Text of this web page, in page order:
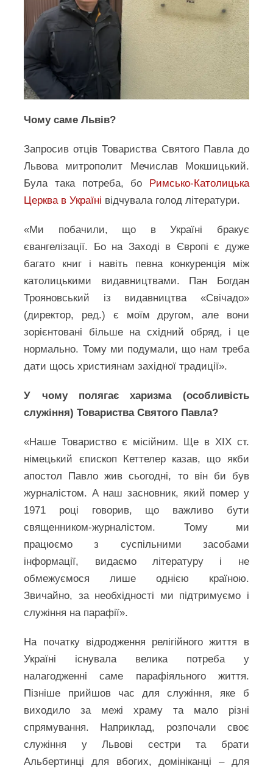
Чому саме Львів?
Запросив отців Товариства Святого Павла до
Львова митрополит Мечислав Мокшицький.
Була така потреба, бо
Римсько-Католицька
Церква в Україні відчувала голод літератури.
«Ми побачили, що в Україні бракує
євангелізації. Бо на Заході в Європі є дуже
багато книг і навіть певна конкуренція між
католицькими видавництвами. Пан Богдан
Трояновський із видавництва «Свічадо»
(директор, ред.) є моїм другом, але вони
зорієнтовані більше на східний обряд, і це
нормально. Тому ми подумали, що нам треба
дати щось християнам західної традиції».
У чому полягає харизма (особливість
служіння) Товариства Святого Павла?
«Наше Товариство є місійним. Ще в XIX ст.
німецький єпископ Кеттелер казав, що якби
апостол Павло жив сьогодні, то він би був
журналістом. А наш засновник, який помер у
1971 році говорив, що важливо бути
священником-журналістом. Тому ми
працюємо з суспільними засобами
інформації, видаємо літературу і не
обмежуємося лише однією країною.
Звичайно, за необхідності ми підтримуємо і
служіння на парафії».
На початку відродження релігійного життя в
Україні існувала велика потреба у
налагодженні саме парафіяльного життя.
Пізніше прийшов час для служіння, яке б
виходило за межі храму та мало різні
спрямування. Наприклад, розпочали своє
служіння у Львові сестри та брати
Альбертинці для вбогих, домініканці – для